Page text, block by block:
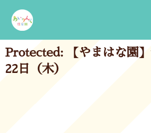
content
Protected: 【やまはな園】
22日（木）